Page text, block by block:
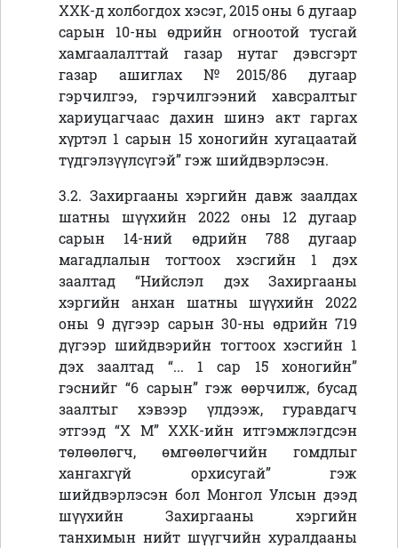
ХХК-д холбогдох хэсэг, 2015 оны 6 дугаар
сарын 10-ны өдрийн огноотой тусгай
хамгаалалттай газар нутаг дэвсгэрт
газар ашиглах №2015/86 дугаар
гэрчилгээ, гэрчилгээний хавсралтыг
хариуцагчаас дахин шинэ акт гаргах
хүртэл 1 сарын 15 хоногийн хугацаатай
түдгэлзүүлсүгэй” гэж шийдвэрлэсэн.
3.2. Захиргааны хэргийн давж заалдах
шатны шүүхийн 2022 оны 12 дугаар
сарын 14-ний өдрийн 788 дугаар
магадлалын тогтоох хэсгийн 1 дэх
заалтад “Нийслэл дэх Захиргааны
хэргийн анхан шатны шүүхийн 2022
оны 9 дүгээр сарын 30-ны өдрийн 719
дүгээр шийдвэрийн тогтоох хэсгийн 1
дэх заалтад “... 1 сар 15 хоногийн”
гэснийг “6 сарын” гэж өөрчилж, бусад
заалтыг хэвээр үлдээж, гуравдагч
этгээд“Х М” ХХК-ийн итгэмжлэгдсэн
төлөөлөгч, өмгөөлөгчийн гомдлыг
хангахгүй орхисугай” гэж
шийдвэрлэсэн бол Монгол Улсын дээд
шүүхийн Захиргааны хэргийн
танхимын нийт шүүгчийн хуралдааны